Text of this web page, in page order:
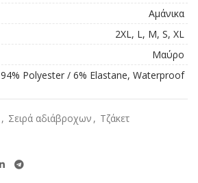
Αμάνικα
2XL, L, M, S, XL
Μαύρο
94% Polyester / 6% Elastane, Waterproof
, Σειρά αδιάβροχων , Τζάκετ